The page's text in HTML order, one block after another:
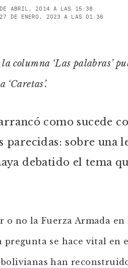
DE ABRIL, 2014 A LAS 15:38
27 DE ENERO, 2023 A LAS 01:36
columna ‘Las palabras’
como sucede
parecidas: sobre una
debatido el tema
o no la Fuerza Armada
pregunta se hace vital en
han